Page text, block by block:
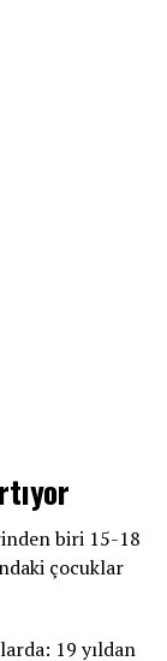
biri 15-18
çocuklar
19 yıldan